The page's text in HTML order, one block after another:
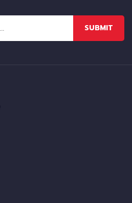
SUBMIT